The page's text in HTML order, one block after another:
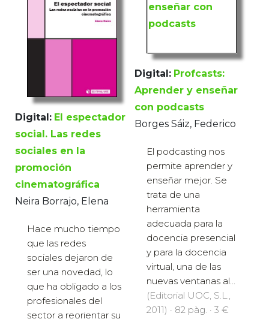
Digital: El espectador
social. Las redes
sociales en la
promoción
cinematográfica
Neira Borrajo, Elena
Hace mucho tiempo
que las redes
sociales dejaron de
ser una novedad, lo
que ha obligado a los
profesionales del
sector a reorientar su
Digital: Profcasts:
Aprender y enseñar
con podcasts
Borges Sáiz, Federico
El podcasting nos
permite aprender y
enseñar mejor. Se
trata de una
herramienta
adecuada para la
docencia presencial
y para la docencia
virtual, una de las
nuevas ventanas al...
(Editorial UOC, S.L.,
2011) · 82 pàg. · 3 €